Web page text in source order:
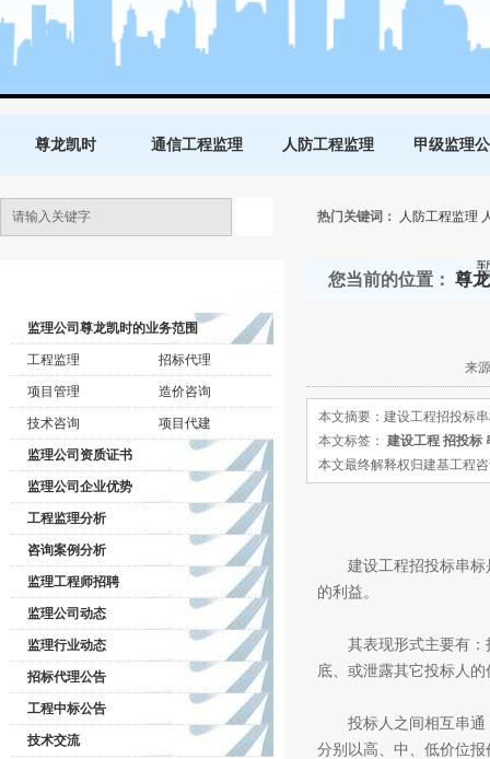
尊龙凯时 通信工程监理 人防工程监理 甲级监理
热门关键词： 人防工程监理
监理公司尊龙凯时的业务范围
工程监理 招标代理
项目管理 造价咨询
技术咨询 项目代建
监理公司资质证书
监理公司企业优势
工程监理分析
咨询案例分析
监理工程师招聘
监理公司动态
监理行业动态
招标代理公告
工程中标公告
技术交流
您当前的位置： 尊
来
本文摘要：建设工程招投标
本文标签： 建设工程 招投标
本文最终解释权归建基工程咨
建设工程招投标串标是
的利益。
其表现形式主要有：投
底、或泄露其它投标人的
投标人之间相互串通，
分别以高、中、低价位